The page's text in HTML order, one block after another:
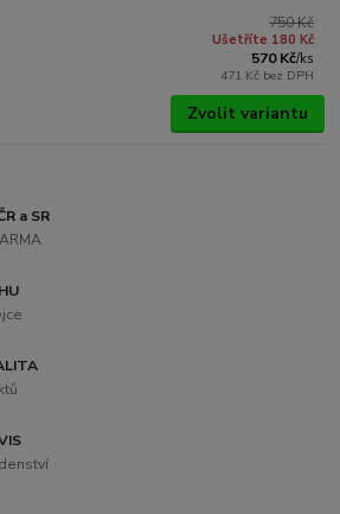
750 Kč
Ušetříte 180 Kč
570 Kč/ks
471 Kč bez DPH
Zvolit variantu
a SR